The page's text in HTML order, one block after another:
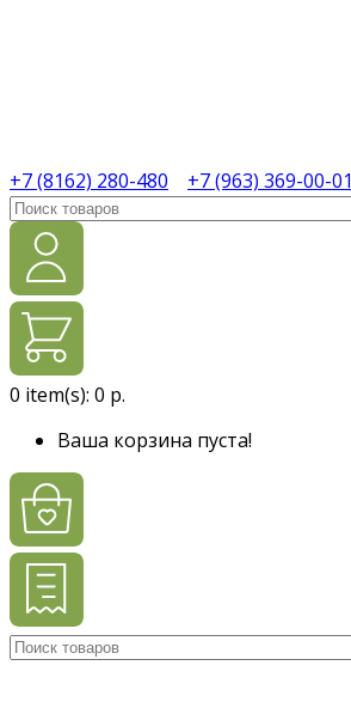
+7 (8162) 280-480
+7 (963) 369-00-01
0 item(s): 0 р.
Ваша корзина пуста!